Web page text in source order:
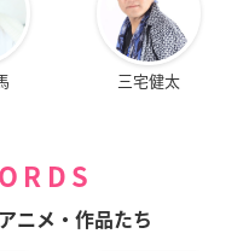
三宅健太
ニメ・作品たち